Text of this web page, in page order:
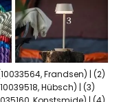
Frandsen) | (2)
Hübsch) | (3)